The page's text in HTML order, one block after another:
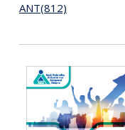
ΑΝΤ(812)